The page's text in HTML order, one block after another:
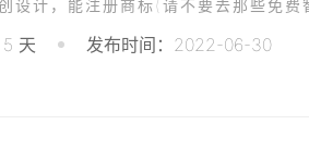
天 发布时间：2022-06-30